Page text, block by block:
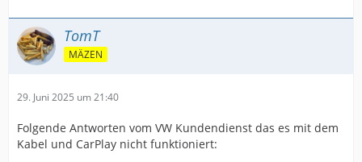
TomT
MÄZEN
29. Juni 2025 um 21:40
Folgende Antworten vom VW Kundendienst das es mit dem
Kabel und CarPlay nicht funktioniert: